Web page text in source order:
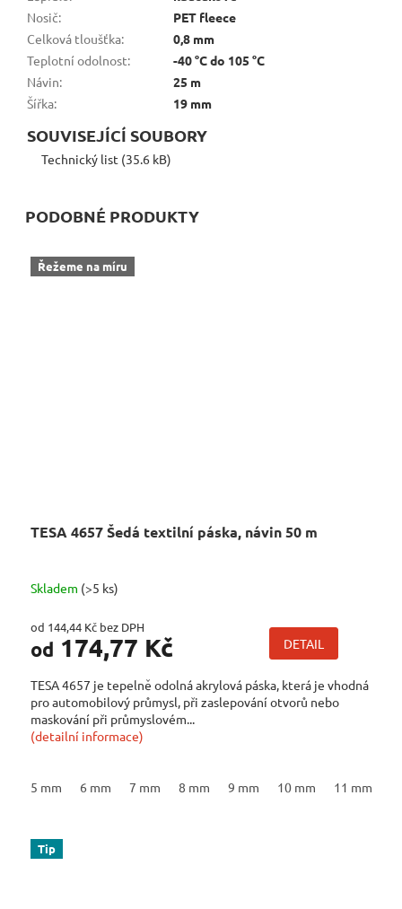
Nosič:
PET fleece
Celková tloušťka:
0,8 mm
Teplotní odolnost:
-40 °C do 105 °C
Návin:
25 m
Šířka: 19 mm
SOUVISEJÍCÍ SOUBORY
Technický list (35.6 kB)
PODOBNÉ PRODUKTY
Řežeme na míru
TESA 4657 Šedá textilní páska, návin 50 m
Skladem (>5 ks)
od 144,44 Kč bez DPH
od 174,77 Kč DETAIL
TESA 4657 je tepelně odolná akrylová páska, která je vhodná
pro automobilový průmysl, při zaslepování otvorů nebo
maskování při průmyslovém...
(detailní informace)
5 mm 6 mm 7 mm 8 mm 9 mm 10 mm 11 mm
Tip